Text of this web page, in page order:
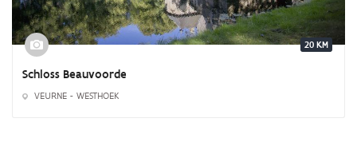
20 KM
Schloss Beauvoorde
VEURNE - WESTHOEK